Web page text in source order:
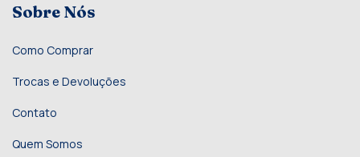
Sobre Nós
Como Comprar
Trocas e Devoluções
Contato
Quem Somos